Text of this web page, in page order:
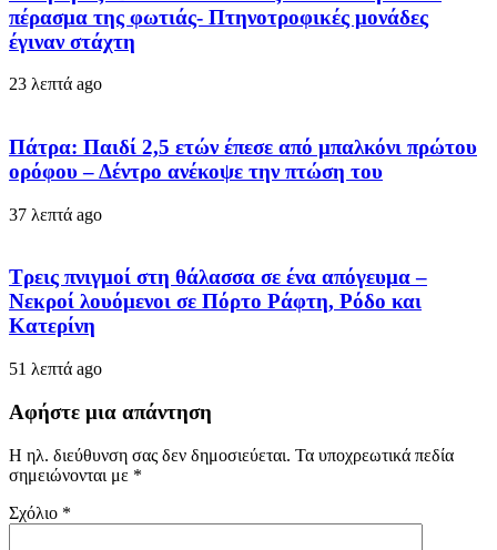
πέρασμα της φωτιάς- Πτηνοτροφικές μονάδες
έγιναν στάχτη
23 λεπτά ago
Πάτρα: Παιδί 2,5 ετών έπεσε από μπαλκόνι πρώτου
ορόφου – Δέντρο ανέκοψε την πτώση του
37 λεπτά ago
Τρεις πνιγμοί στη θάλασσα σε ένα απόγευμα –
Νεκροί λουόμενοι σε Πόρτο Ράφτη, Ρόδο και
Κατερίνη
51 λεπτά ago
Αφήστε μια απάντηση
Η ηλ. διεύθυνση σας δεν δημοσιεύεται. Τα υποχρεωτικά πεδία
σημειώνονται με *
Σχόλιο *